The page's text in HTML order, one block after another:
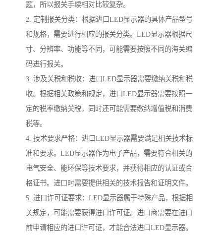
题，所以报关手续相对比较复杂。
2. 定制报关分类：根据进口LED显示器的具体产品型号
和规格，需要进行相应的报关分类。LED显示器根据尺
寸、分辨率、功能等不同，可能需要按照不同的海关编
码进行报关。
3. 涉及关税和税收：进口LED显示器需要缴纳关税和税
收。根据相关政策和规定，进口LED显示器需要按照一
定的税率缴纳关税，同时还可能需要缴纳增值税和消费
税等。
4. 技术要求严格：进口LED显示器需要满足相关技术标
准和要求。LED显示器作为电子产品，需要符合相关的
电气安全、能环保等技术要求，并获得相应的认证或合
格证书。进口时需要提供相关的技术报告和证明文件。
5. 进口许可证要求：LED显示器属于特殊产品，根据相
关规定，可能需要获得进口许可证。进口商需要在进口
前申请相应的进口许可证，才能合法进口LED显示器。